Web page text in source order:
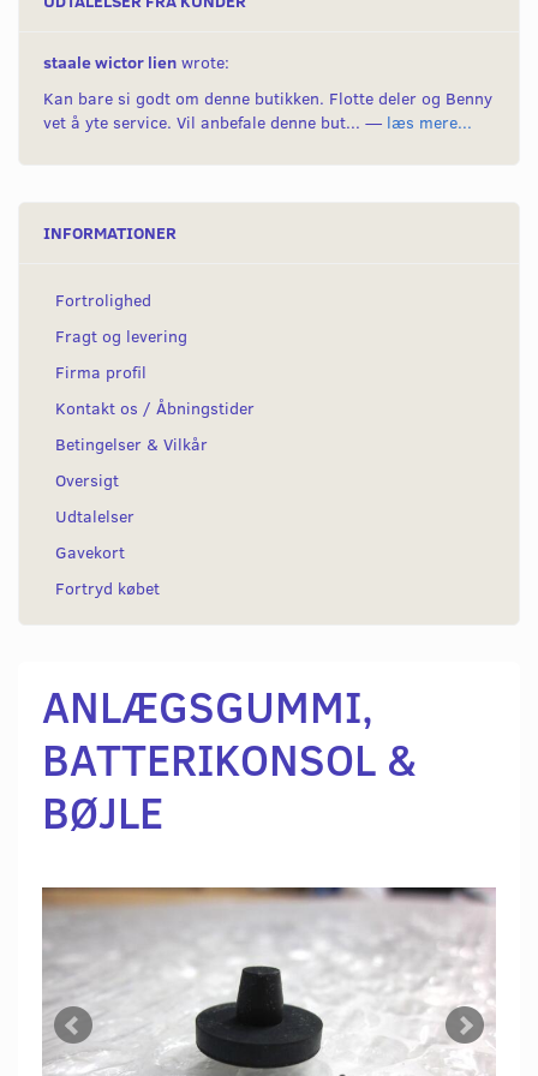
staale wictor lien wrote:
Kan bare si godt om denne butikken. Flotte deler og Benny
vet å yte service. Vil anbefale denne but... — læs mere...
INFORMATIONER
Fortrolighed
Fragt og levering
Firma profil
Kontakt os / Åbningstider
Betingelser & Vilkår
Oversigt
Udtalelser
Gavekort
Fortryd købet
ANLÆGSGUMMI,
BATTERIKONSOL &
BØJLE